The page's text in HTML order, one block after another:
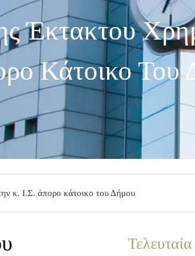
Έκτακτου
Κάτοικο Του
κ. Ι.Σ. άπορο κάτοικο του Δήμου